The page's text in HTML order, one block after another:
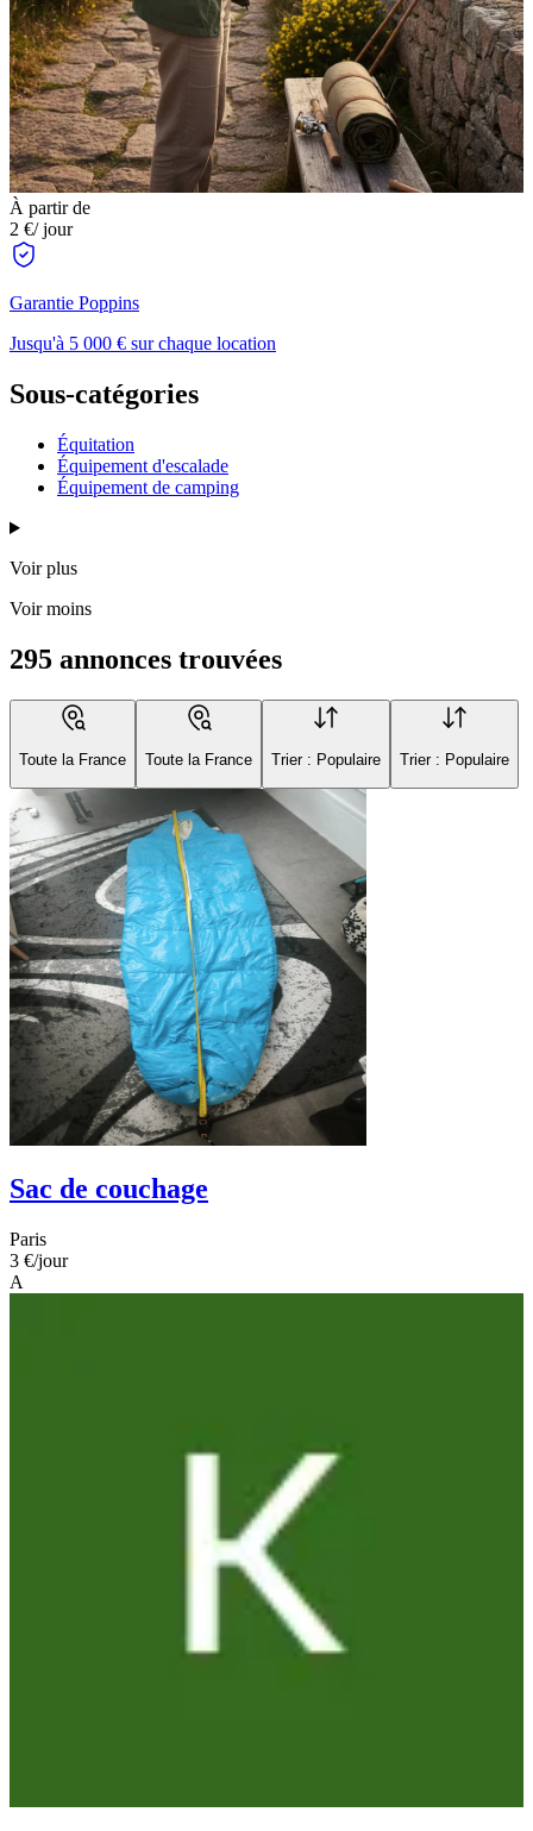
À partir de
2 €/ jour
Garantie Poppins
Jusqu'à 5 000 € sur chaque location
Sous-catégories
Équitation
Équipement d'escalade
Équipement de camping
Voir plus
Voir moins
295 annonces trouvées
Toute la France Toute la France Trier : Populaire Trier : Populaire
Sac de couchage
Paris
3 €/jour
A